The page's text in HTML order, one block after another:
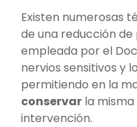
Existen numerosas
de una reducción
empleada por el
nervios sensitivos y
permitiendo en la
conservar la
intervención.